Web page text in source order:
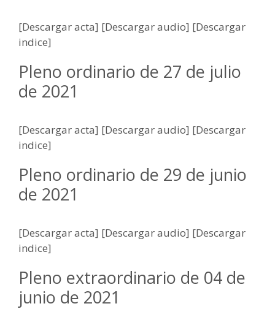
[Descargar acta] [Descargar audio] [Descargar
indice]
Pleno ordinario de 27 de julio
de 2021
[Descargar acta] [Descargar audio] [Descargar
indice]
Pleno ordinario de 29 de junio
de 2021
[Descargar acta] [Descargar audio] [Descargar
indice]
Pleno extraordinario de 04 de
junio de 2021